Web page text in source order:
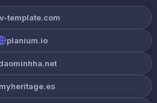
template.com
planium.io
myheritage.es